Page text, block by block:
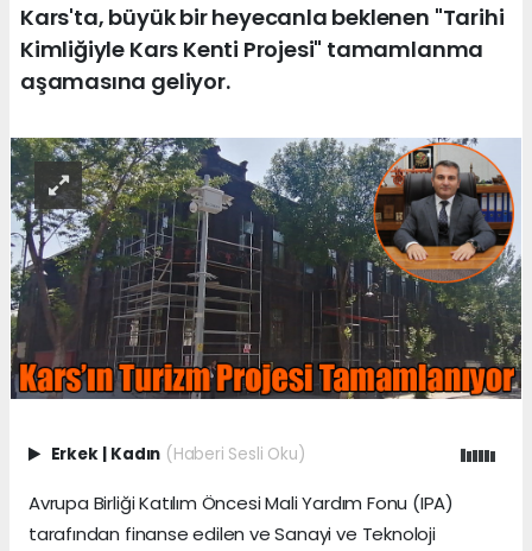
Kars'ta, büyük bir heyecanla beklenen "Tarihi
Kimliğiyle Kars Kenti Projesi" tamamlanma
aşamasına geliyor.
Erkek Kadın (Haberi Sesli Oku)
Avrupa Birliği Katılım Öncesi Mali Yardım Fonu (IPA)
tarafından finanse edilen ve Sanayi ve Teknoloji